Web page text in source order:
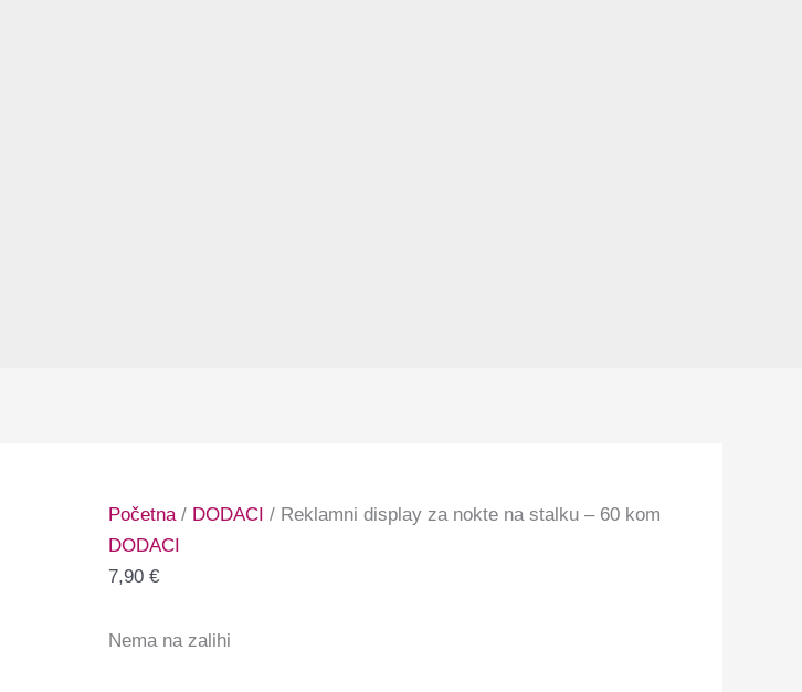
Početna/ DODACI / Reklamni display za nokte na stalku – 60 kom
DODACI
7,90 €
Nema na zalihi